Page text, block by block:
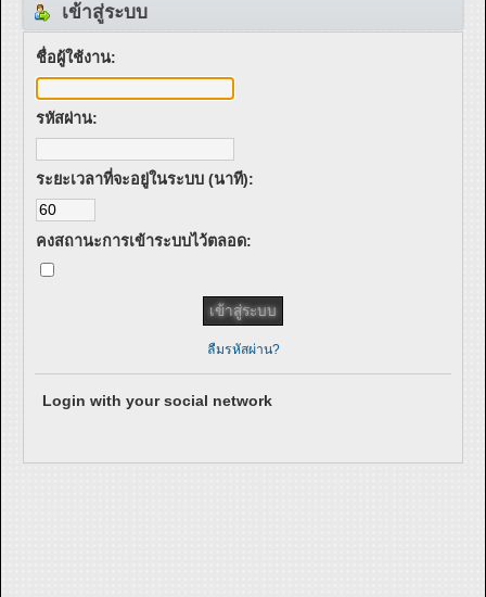
เข้าสู่ระบบ
ชื่อผู้ใช้งาน:
รหัสผ่าน:
ระยะเวลาที่จะอยู่ในระบบ (นาที):
คงสถานะการเข้าระบบไว้ตลอด:
ลืมรหัสผ่าน?
Login with your social network